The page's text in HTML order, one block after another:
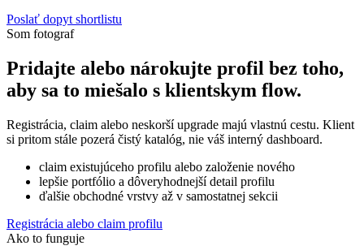
Poslať dopyt shortlistu
Som fotograf
Pridajte alebo nárokujte profil bez toho,
aby sa to miešalo s klientskym flow.
Registrácia, claim alebo neskorší upgrade majú vlastnú cestu. Klient
si pritom stále pozerá čistý katalóg, nie váš interný dashboard.
claim existujúceho profilu alebo založenie nového
lepšie portfólio a dôveryhodnejší detail profilu
ďalšie obchodné vrstvy až v samostatnej sekcii
Registrácia alebo claim profilu
Ako to funguje